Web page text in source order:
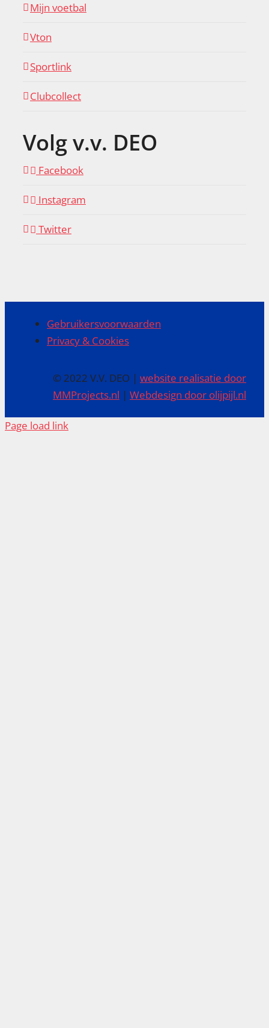
Mijn voetbal
Vton
Sportlink
Clubcollect
Volg v.v. DEO
Facebook
Instagram
Twitter
Gebruikersvoorwaarden
Privacy & Cookies
© 2022 V.V. DEO |website realisatie door
MMProjects.nl |Webdesign door olijpijl.nl
Page load link